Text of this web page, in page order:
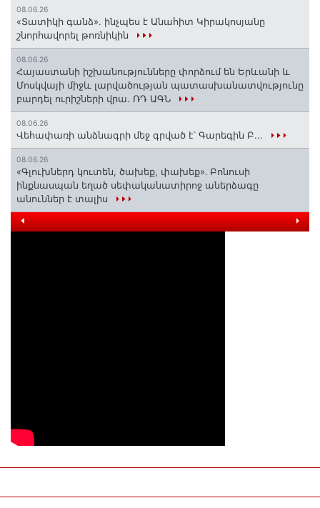
08.06.26
«Տատիկի գանձ». ինչպես է Անահիտ Կիրակոսյանը
շնորհավորել թոռնիկին
08.06.26
Հայաստանի իշխանությունները փորձում են Երևանի և
Մոսկվայի միջև լարվածության պատասխանատվությունը
բարդել ուրիշների վրա. ՌԴ ԱԳՆ
08.06.26
Վեհափառի անձնագրի մեջ գրված է՝ Գարեգին Բ...
08.06.26
«Գլուխներդ կուտեն, ծախեք, փախեք»․ Բոնուսի
ինքնասպան եղած սեփականատիրոջ աներձագը
անուններ է տալիս